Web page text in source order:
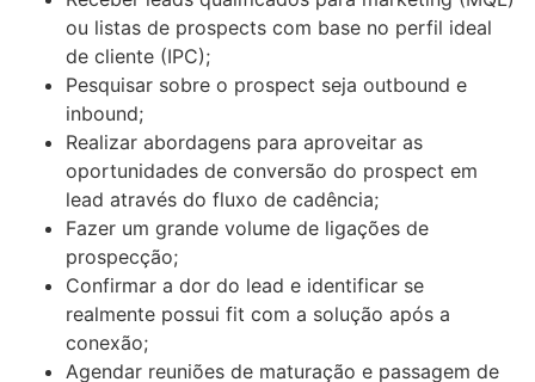
ou listas de prospects com base no perfil ideal
de cliente (IPC);
Pesquisar sobre o prospect seja outbound e
inbound;
Realizar abordagens para aproveitar as
oportunidades de conversão do prospect em
lead através do fluxo de cadência;
Fazer um grande volume de ligações de
prospecção;
Confirmar a dor do lead e identificar se
realmente possui fit com a solução após a
conexão;
Agendar reuniões de maturação e passagem de